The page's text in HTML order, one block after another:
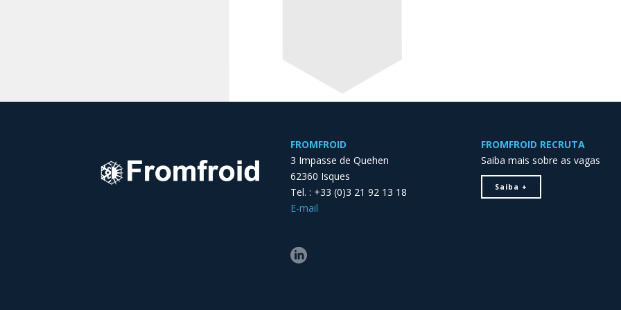
FROMFROID
3 Impasse de Quehen
62360 Isques
Tel. : +33 (0)3 21 92 13 18
E-mail
FROMFROID RECRUTA
Saiba mais sobre as vagas
Saiba +